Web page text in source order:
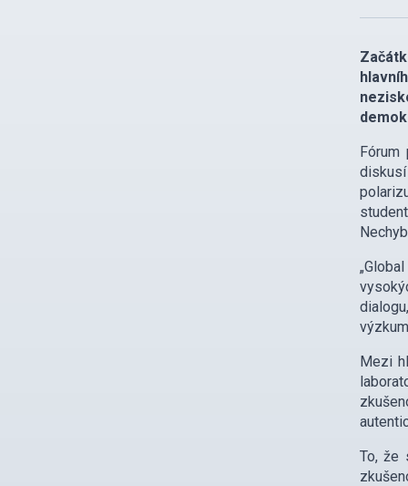
Fórum
Mezi
To, že